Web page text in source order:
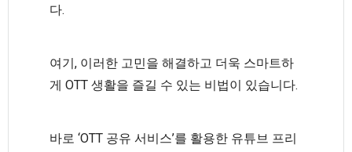
다.
여기, 이러한 고민을 해결하고 더욱 스마트하
게 OTT 생활을 즐길 수 있는 비법이 있습니다.
바로 ‘OTT 공유 서비스’를 활용한 유튜브 프리